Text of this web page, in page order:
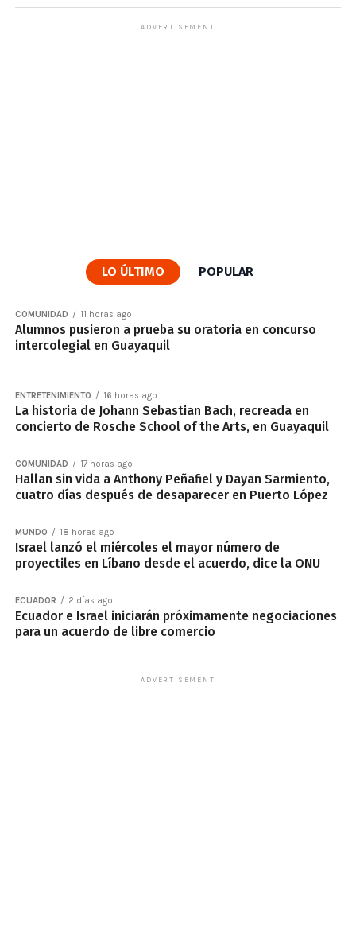
ADVERTISEMENT
LO ÚLTIMO POPULAR
COMUNIDAD 11 horas ago
Alumnos pusieron a prueba su oratoria en concurso
intercolegial en Guayaquil
ENTRETENIMIENTO 16 horas ago
La historia de Johann Sebastian Bach, recreada en
concierto de Rosche School of the Arts, en Guayaquil
COMUNIDAD 17 horas ago
Hallan sin vida a Anthony Peñafiel y Dayan Sarmiento,
cuatro días después de desaparecer en Puerto López
MUNDO 18 horas ago
Israel lanzó el miércoles el mayor número de
proyectiles en Líbano desde el acuerdo, dice la ONU
ECUADOR 2 días ago
Ecuador e Israel iniciarán próximamente negociaciones
para un acuerdo de libre comercio
ADVERTISEMENT